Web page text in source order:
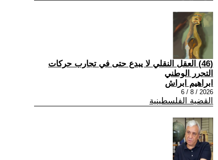
(46) العقل النقلي لا يبدع حتى في تجارب حركات
التحرر الوطني
ابراهيم ابراش
2026 / 8 / 6
القضية الفلسطينية